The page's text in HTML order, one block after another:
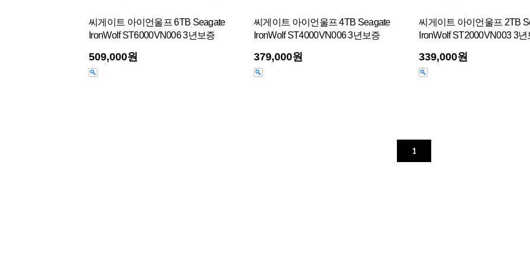
씨게이트 아이언울프 6TB Seagate
IronWolf ST6000VN006 3년보증
509,000원
씨게이트 아이언울프 4TB Seagate
IronWolf ST4000VN006 3년보증
379,000원
씨게이트 아이언울프 2TB
IronWolf ST2000VN003 3년
339,000원
1